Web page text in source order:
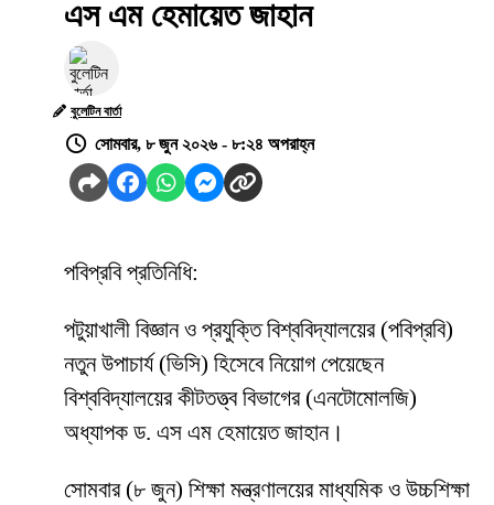
এস এম হেমায়েত জাহান
বুলেটিন বার্তা
সোমবার, ৮ জুন ২০২৬ - ৮:২৪ অপরাহ্ন
পবিপ্রবি প্রতিনিধি:
পটুয়াখালী বিজ্ঞান ও প্রযুক্তি বিশ্ববিদ্যালয়ের (পবিপ্রবি)
নতুন উপাচার্য (ভিসি) হিসেবে নিয়োগ পেয়েছেন
বিশ্ববিদ্যালয়ের কীটতত্ত্ব বিভাগের (এনটোমোলজি)
অধ্যাপক ড. এস এম হেমায়েত জাহান।
সোমবার (৮ জুন) শিক্ষা মন্ত্রণালয়ের মাধ্যমিক ও উচ্চশিক্ষা